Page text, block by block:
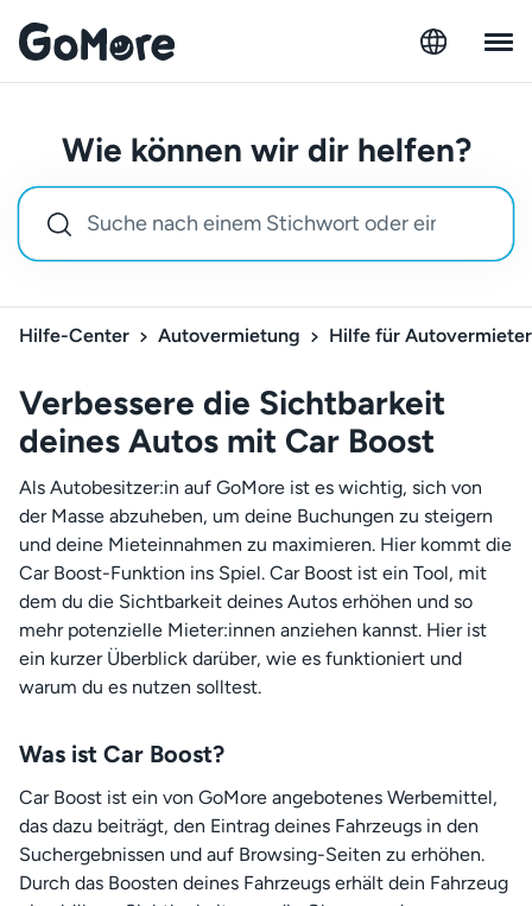
Wie können wir dir helfen?
Hilfe-Center Autovermietung Hilfe für Autovermieter
Verbessere die Sichtbarkeit
deines Autos mit Car Boost
Als Autobesitzer:in auf GoMore ist es wichtig, sich von
der Masse abzuheben, um deine Buchungen zu steigern
und deine Mieteinnahmen zu maximieren. Hier kommt die
Car Boost-Funktion ins Spiel. Car Boost ist ein Tool, mit
dem du die Sichtbarkeit deines Autos erhöhen und so
mehr potenzielle Mieter:innen anziehen kannst. Hier ist
ein kurzer Überblick darüber, wie es funktioniert und
warum du es nutzen solltest.
Was ist Car Boost?
Car Boost ist ein von GoMore angebotenes Werbemittel,
das dazu beiträgt, den Eintrag deines Fahrzeugs in den
Suchergebnissen und auf Browsing-Seiten zu erhöhen.
Durch das Boosten deines Fahrzeugs erhält dein Fahrzeug